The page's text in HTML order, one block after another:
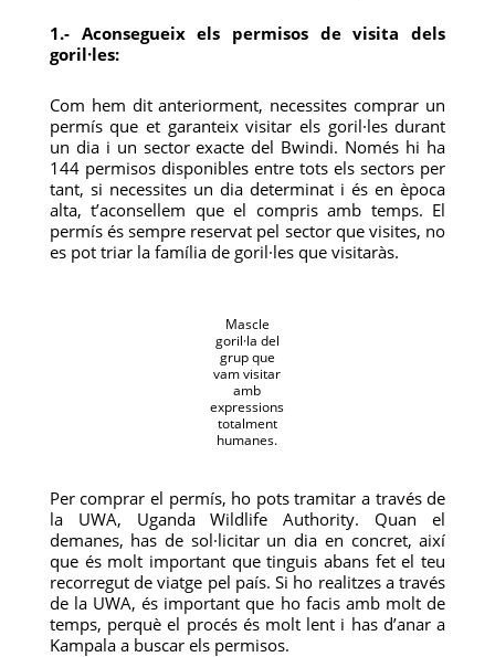
1.- Aconsegueix els permisos de visita dels
goril·les:
Com hem dit anteriorment, necessites comprar un
permís que et garanteix visitar els goril·les durant
un dia i un sector exacte del Bwindi. Només hi ha
144 permisos disponibles entre tots els sectors per
tant, si necessites un dia determinat i és en època
alta, t’aconsellem que el compris amb temps. El
permís és sempre reservat pel sector que visites, no
es pot triar la família de goril·les que visitaràs.
Mascle
goril·la del
grup que
vam visitar
amb
expressions
totalment
humanes.
Per comprar el permís, ho pots tramitar a través de
la UWA, Uganda Wildlife Authority. Quan el
demanes, has de sol·licitar un dia en concret, així
que és molt important que tinguis abans fet el teu
recorregut de viatge pel país. Si ho realitzes a través
de la UWA, és important que ho facis amb molt de
temps, perquè el procés és molt lent i has d’anar a
Kampala a buscar els permisos.